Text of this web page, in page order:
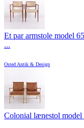
Et par armstole model
...
Osted Antik & Design
Colonial lænestol model